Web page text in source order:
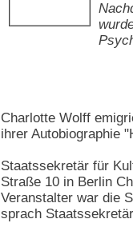
Charlotte Wolff
ihrer Autobiographie
Staatssekretär für
Straße 10 in Berlin
Veranstalter war die
sprach